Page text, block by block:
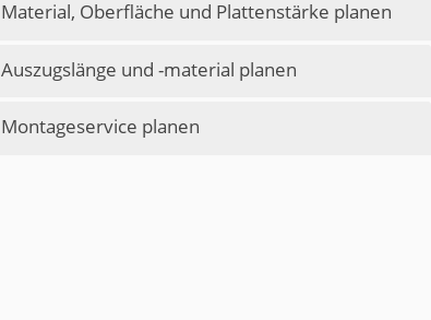
Material, Oberfläche und Plattenstärke planen
Auszugslänge und -material planen
Montageservice planen